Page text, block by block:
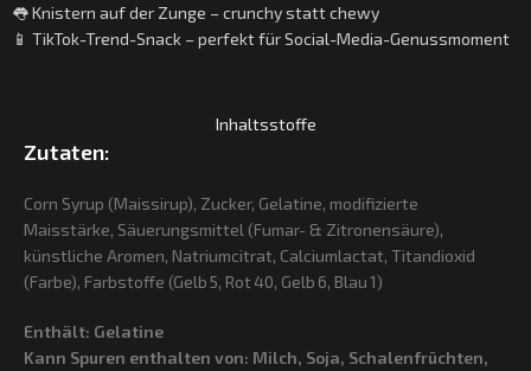
👅 Knistern auf der Zunge – crunchy statt chewy
📱 TikTok-Trend-Snack – perfekt für Social-Media-Genussmoment
Inhaltsstoffe
Zutaten:
Corn Syrup (Maissirup), Zucker, Gelatine, modifizierte
Maisstärke, Säuerungsmittel (Fumar- & Zitronensäure),
künstliche Aromen, Natriumcitrat, Calciumlactat, Titandioxid
(Farbe), Farbstoffe (Gelb 5, Rot 40, Gelb 6, Blau 1)
Enthält: Gelatine
Kann Spuren enthalten von: Milch, Soja, Schalenfrüchten,